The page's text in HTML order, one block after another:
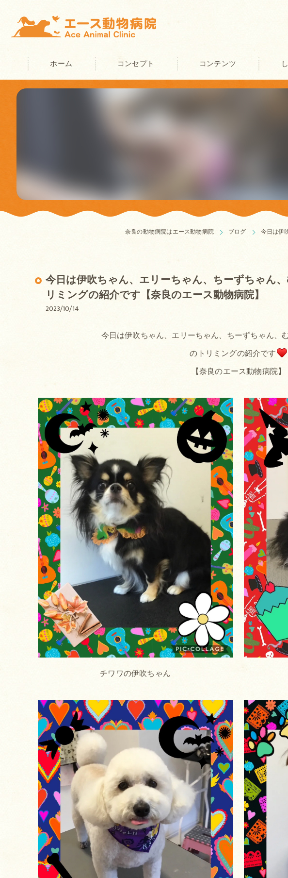
ホーム コンセプト
奈良の動物病院･エース動物病院の口コミ情報
奈良の動物病院･エース動物病院の評判
奈良の動物病院･エース動物病院のお客様の声
コンテンツ
奈良の動物病院はエース動物病院 ブログ 今日は伊
今日は伊吹ちゃん、エリーちゃん、ちーずちゃん
リミングの紹介です【奈良のエース動物病院】
2023/10/14
今日は伊吹ちゃん、エリーちゃん、ちーずちゃん、
のトリミングの紹介です
【奈良のエース動物病院】
チワワの伊吹ちゃん